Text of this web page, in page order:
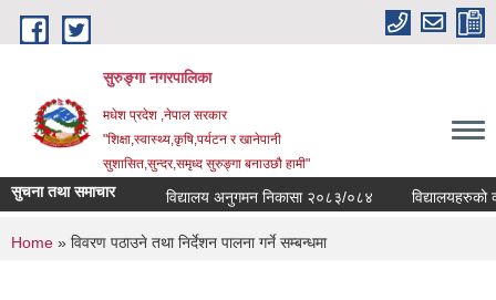
Skip to main content
सुरुङ्‍गा नगरपालिका
मधेश प्रदेश ,नेपाल सरकार
"शिक्षा,स्वास्थ्य,कृषि,पर्यटन र खानेपानी
सुशासित,सुन्दर,समृध्द सुरुङ्गा बनाउछौ हामी"
सुचना तथा समाचार विद्यालय अनुगमन निकासा २०८३/०८४ विद्यालयहरुको
You are here
Home » विवरण पठाउने तथा निर्देशन पालना गर्ने सम्बन्धमा